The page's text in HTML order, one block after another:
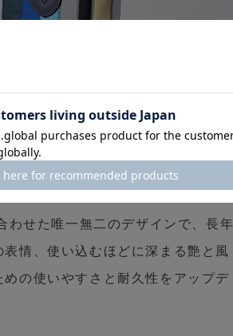
せた唯一無二のデザインで、長年
情、使い込むほどに深まる艶と風
の使いやすさと耐久性をアップデ